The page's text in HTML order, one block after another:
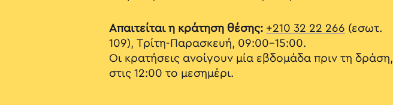
Απαιτείται η κράτηση θέσης: +210 32 22 266 (εσωτ.
109), Τρίτη-Παρασκευή, 09:00-15:00.
Οι κρατήσεις ανοίγουν μία εβδομάδα πριν τη δράση,
στις 12:00 το μεσημέρι.